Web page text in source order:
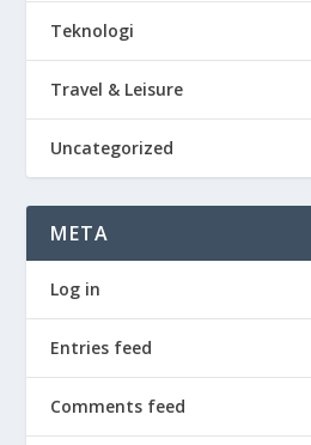
Teknologi
Travel & Leisure
Uncategorized
META
Log in
Entries feed
Comments feed